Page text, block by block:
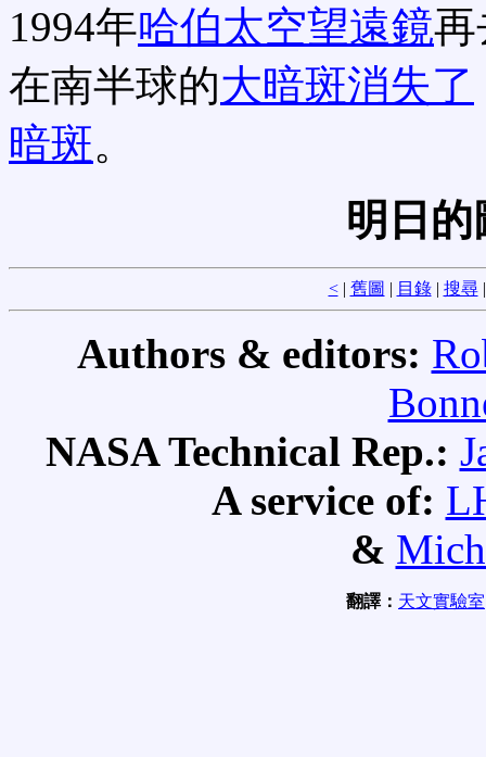
1994年哈伯太空望遠鏡再
在南半球的大暗斑消失了
暗斑。
明日
<| 舊圖 | 目錄| 搜尋
Authors & editors:
NASA Technical Rep.:
A service of:
&
翻譯： 天文實驗室